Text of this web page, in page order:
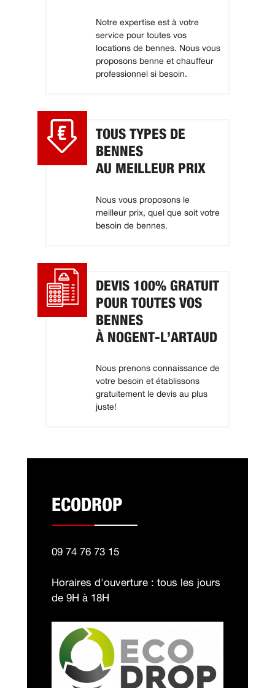
Notre expertise est à votre
service pour toutes vos
locations de bennes. Nous vous
proposons benne et chauffeur
professionnel si besoin.
TOUS TYPES DE
BENNES
AU MEILLEUR PRIX
Nous vous proposons le
meilleur prix, quel que soit votre
besoin de bennes.
DEVIS 100% GRATUIT
POUR TOUTES VOS
BENNES
À NOGENT-L’ARTAUD
Nous prenons connaissance de
votre besoin et établissons
gratuitement le devis au plus
juste!
ECODROP
09 74 76 73 15
Horaires d'ouverture : tous les jours
de 9H à 18H